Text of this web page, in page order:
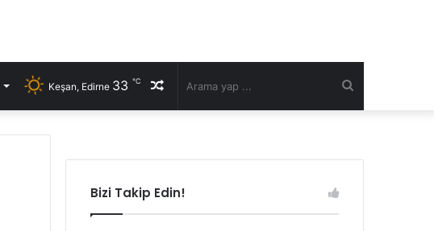
Rastgele
Keşan, Edirne 33 ℃
Bizi Takip Edin!